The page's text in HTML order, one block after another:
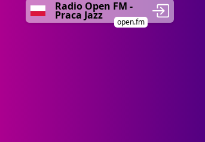
Radio Open FM -
Praca Jazz
open.fm